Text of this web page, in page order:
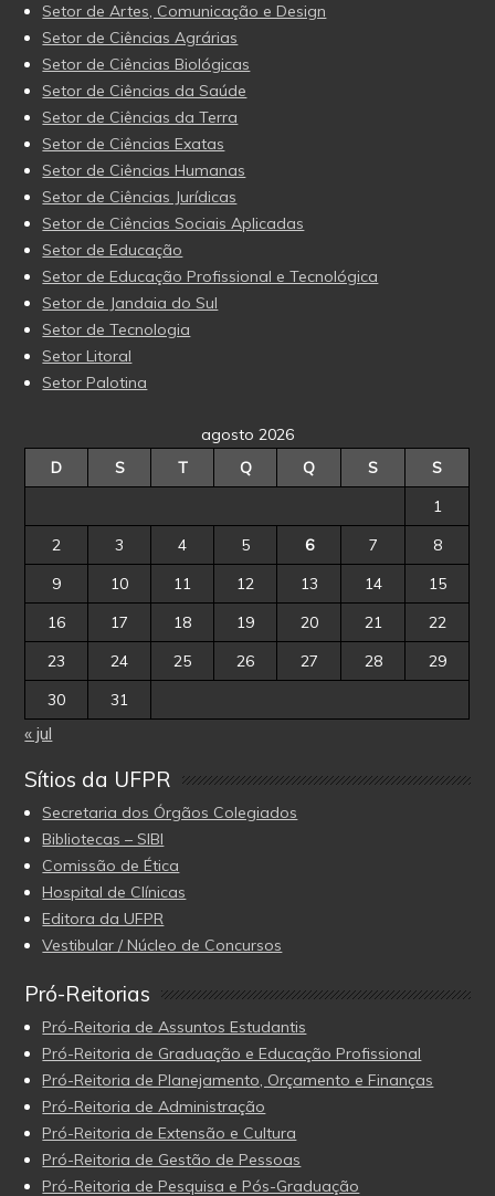
Setor de Artes, Comunicação e Design
Setor de Ciências Agrárias
Setor de Ciências Biológicas
Setor de Ciências da Saúde
Setor de Ciências da Terra
Setor de Ciências Exatas
Setor de Ciências Humanas
Setor de Ciências Jurídicas
Setor de Ciências Sociais Aplicadas
Setor de Educação
Setor de Educação Profissional e Tecnológica
Setor de Jandaia do Sul
Setor de Tecnologia
Setor Litoral
Setor Palotina
agosto 2026
D
S T Q Q S
S
1
2
3 4 5 6 7
8
9
10 11 12 13 14
15
16
17 18 19 20 21
22
23
24 25 26 27 28
29
30
31
« jul
Sítios da UFPR
Secretaria dos Órgãos Colegiados
Bibliotecas – SIBI
Comissão de Ética
Hospital de Clínicas
Editora da UFPR
Vestibular / Núcleo de Concursos
Pró-Reitorias
Pró-Reitoria de Assuntos Estudantis
Pró-Reitoria de Graduação e Educação Profissional
Pró-Reitoria de Planejamento, Orçamento e Finanças
Pró-Reitoria de Administração
Pró-Reitoria de Extensão e Cultura
Pró-Reitoria de Gestão de Pessoas
Pró-Reitoria de Pesquisa e Pós-Graduação